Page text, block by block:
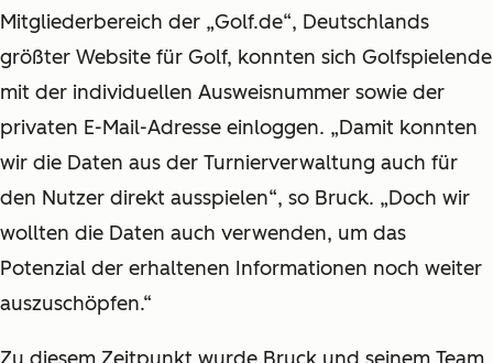
Mitgliederbereich der „Golf.de“, Deutschlands
größter Website für Golf, konnten sich Golfspielende
mit der individuellen Ausweisnummer sowie der
privaten E-Mail-Adresse einloggen. „Damit konnten
wir die Daten aus der Turnierverwaltung auch für
den Nutzer direkt ausspielen“, so Bruck. „Doch wir
wollten die Daten auch verwenden, um das
Potenzial der erhaltenen Informationen noch weiter
auszuschöpfen.“